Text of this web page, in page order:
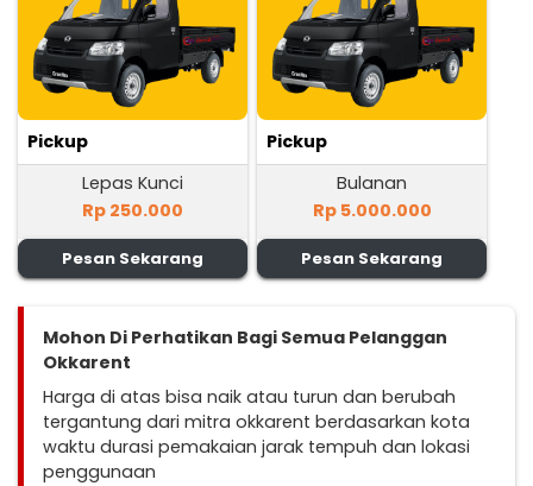
Pickup
Lepas Kunci
Rp 250.000
Pesan Sekarang
Pickup
Bulanan
Rp 5.000.000
Pesan Sekarang
Mohon Di Perhatikan Bagi Semua Pelanggan
Okkarent
Harga di atas bisa naik atau turun dan berubah
tergantung dari mitra okkarent berdasarkan kota
waktu durasi pemakaian jarak tempuh dan lokasi
penggunaan